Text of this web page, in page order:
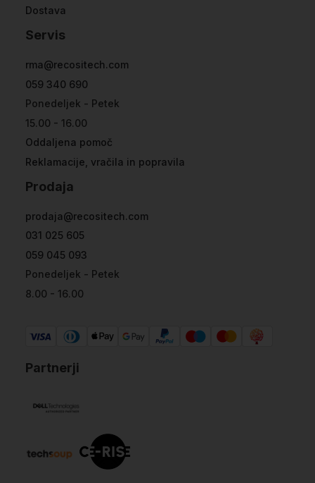
Dostava
Servis
rma@recositech.com
059 340 690
Ponedeljek - Petek
15.00 - 16.00
Oddaljena pomoč
Reklamacije, vračila in popravila
Prodaja
prodaja@recositech.com
031 025 605
059 045 093
Ponedeljek - Petek
8.00 - 16.00
Partnerji